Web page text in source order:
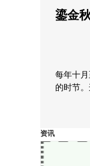
鎏金
每年十
的时节
资讯